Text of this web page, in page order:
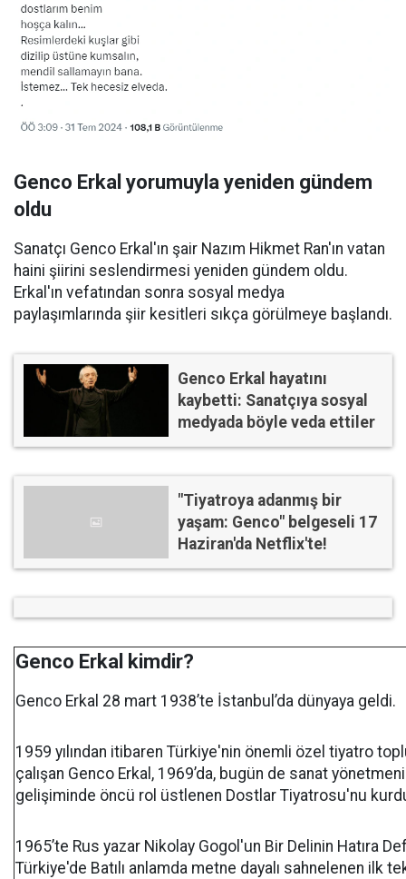
Genco Erkal yorumuyla yeniden gündem
oldu
Sanatçı Genco Erkal'ın şair Nazım Hikmet Ran'ın vatan
haini şiirini seslendirmesi yeniden gündem oldu.
Erkal'ın vefatından sonra sosyal medya
paylaşımlarında şiir kesitleri sıkça görülmeye başlandı.
Genco Erkal hayatını
kaybetti: Sanatçıya sosyal
medyada böyle veda ettiler
"Tiyatroya adanmış bir
yaşam: Genco" belgeseli 17
Haziran'da Netflix'te!
Genco Erkal kimdir?
Genco Erkal 28 mart 1938’te İstanbul’da dünyaya geldi.
1959 yılından itibaren Türkiye'nin önemli özel tiyatro
çalışan Genco Erkal, 1969’da, bugün de sanat
gelişiminde öncü rol üstlenen Dostlar Tiyatrosu'nu
1965’te Rus yazar Nikolay Gogol'un Bir Delinin Hatıra
Türkiye'de Batılı anlamda metne dayalı sahnelenen ilk